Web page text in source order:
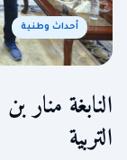
أحداث وطنية
النابغة منار
التربية